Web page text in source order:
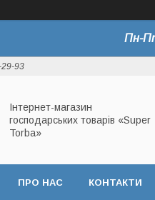
Пн-
93
Інтернет-магазин
господарських товарів «Super
Torba»
ПРО НАС КОНТАКТИ